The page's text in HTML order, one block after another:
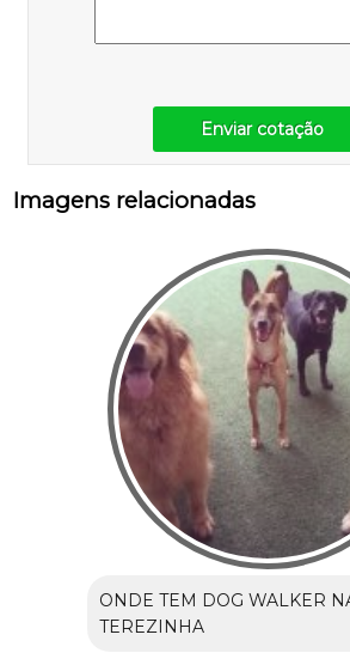
Enviar cotação
Imagens relacionadas
ONDE TEM DOG WALKER
TEREZINHA